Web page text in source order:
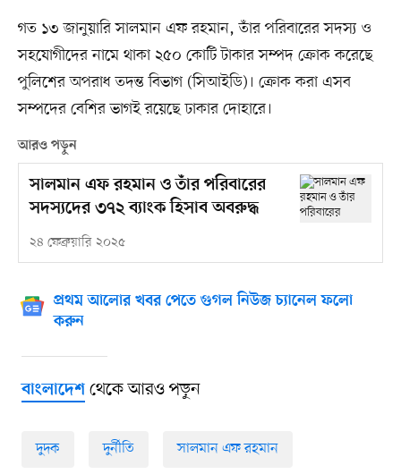
গত ১৩ জানুয়ারি সালমান এফ রহমান, তাঁর পরিবারের সদস্য ও
সহযোগীদের নামে থাকা ২৫০ কোটি টাকার সম্পদ ক্রোক করেছে
পুলিশের অপরাধ তদন্ত বিভাগ (সিআইডি)। ক্রোক করা এসব
সম্পদের বেশির ভাগই রয়েছে ঢাকার দোহারে।
আরও পড়ুন
সালমান এফ রহমান ও তাঁর পরিবারের
সদস্যদের ৩৭২ ব্যাংক হিসাব অবরুদ্ধ
২৪ ফেব্রুয়ারি ২০২৫
প্রথম আলোর খবর পেতে গুগল নিউজ চ্যানেল ফলো
করুন
বাংলাদেশথেকে আরও পড়ুন
দুদক দুর্নীতি সালমান এফ রহমান